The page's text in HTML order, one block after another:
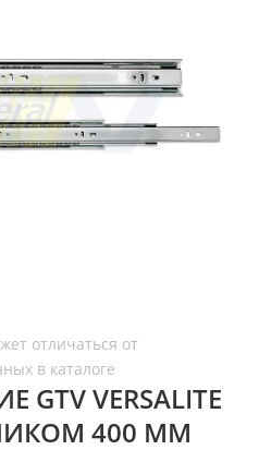
VERSALITE
400 ММ